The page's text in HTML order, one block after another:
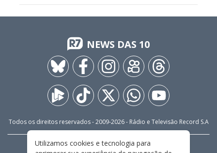
NEWS DAS 10
Todos os direitos reservados - 2009-2026- Rádio e Televisão Record S.A
FALE CONOSCO PRIVACIDADE
Utilizamos cookies e tecnologia para